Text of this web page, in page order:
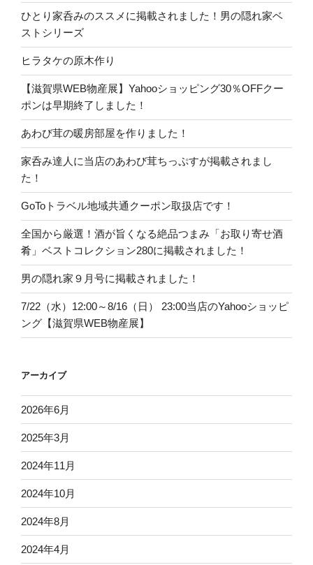
ひとり家呑みのススメに掲載されました！男の隠れ家ベ
ストシリーズ
ヒラタケの原木作り
【滋賀県WEB物産展】Yahooショッピング30％OFFクー
ポンは早期終了しました！
あわび茸の暖房部屋を作りました！
家呑み達人に当店のあわび茸ちっぷすが掲載されまし
た！
GoToトラベル地域共通クーポン取扱店です！
全国から厳選！酒が旨くなる絶品つまみ「お取り寄せ酒
肴」ベストコレクション280に掲載されました！
男の隠れ家９月号に掲載されました！
7/22（水）12:00～8/16（日） 23:00当店のYahooショッピ
ング【滋賀県WEB物産展】
アーカイブ
2026年6月
2025年3月
2024年11月
2024年10月
2024年8月
2024年4月